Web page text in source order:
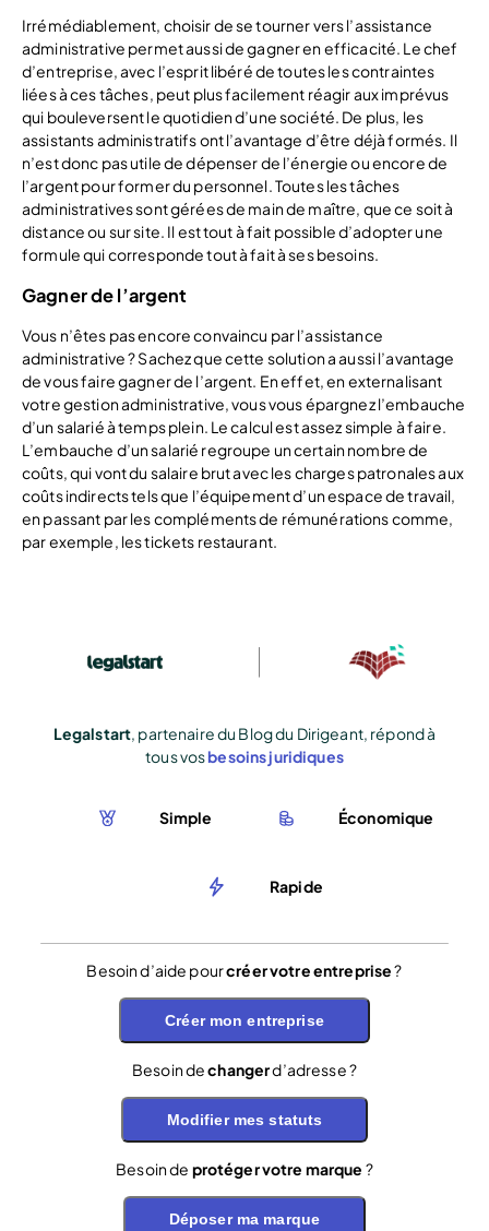
Irrémédiablement, choisir de se tourner vers l’assistance
administrative permet aussi de gagner en efficacité. Le chef
d’entreprise, avec l’esprit libéré de toutes les contraintes
liées à ces tâches, peut plus facilement réagir aux imprévus
qui bouleversent le quotidien d’une société. De plus, les
assistants administratifs ont l’avantage d’être déjà formés. Il
n’est donc pas utile de dépenser de l’énergie ou encore de
l’argent pour former du personnel. Toutes les tâches
administratives sont gérées de main de maître, que ce soit à
distance ou sur site. Il est tout à fait possible d’adopter une
formule qui corresponde tout à fait à ses besoins.
Gagner de l’argent
Vous n’êtes pas encore convaincu par l’assistance
administrative ? Sachez que cette solution a aussi l’avantage
de vous faire gagner de l’argent. En effet, en externalisant
votre gestion administrative, vous vous épargnez l’embauche
d’un salarié à temps plein. Le calcul est assez simple à faire.
L’embauche d’un salarié regroupe un certain nombre de
coûts, qui vont du salaire brut avec les charges patronales aux
coûts indirects tels que l’équipement d’un espace de travail,
en passant par les compléments de rémunérations comme,
par exemple, les tickets restaurant.
Legalstart, partenaire du Blog du Dirigeant, répond à
tous vosbesoins juridiques
Simple Économique
Rapide
Besoin d’aide pourcréer votre entreprise?
Créer mon entreprise
Besoin dechangerd’adresse ?
Modifier mes statuts
Besoin de protéger votre marque ?
Déposer ma marque